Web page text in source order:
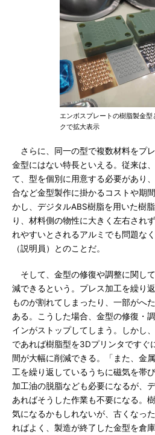
エンボスプレートの樹脂製金
クで拡大表示
さらに、同一の型で複数材料をプ
金型にはない特長といえる。従来は
て、型を個別に用意する必要があり
合など金型製作に掛かるコストや期
かし、デジタルABS樹脂を用いた樹
り、材料側の物性に大きく左右され
れやすいとされるアルミでも問題な
（説明員）とのことだ。
そして、金型の修復や調整に関し
減できるという。プレス加工を繰り
ものが割れてしまったり、一部がへ
ある。こうした場合、金型の修復・
インがストップしてしまう。しかし
であれば樹脂型を3Dプリンタですぐ
間が大幅に削減できる。「また、金
工を繰り返しているうちに磁気を帯
加工油の脱脂なども必要になるが、
あればそうした作業も不要になる。
気になるかもしれないが、古くなっ
ればよく、製造が終了した金型を倉